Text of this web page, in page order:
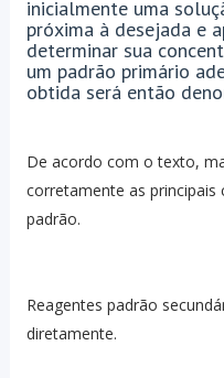
inicialmente uma
próxima à desejada e
determinar sua
um padrão primário
obtida será então
De acordo com o texto,
corretamente as principais
padrão.
Reagentes padrão
diretamente.